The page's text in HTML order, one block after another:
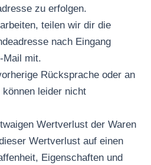
zu erfolgen.
teilen wir dir die
nach Eingang
Mail mit.
Rücksprache oder an
leider nicht
Wertverlust der Waren
Wertverlust auf einen
Eigenschaften und